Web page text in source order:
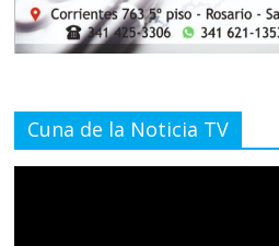
Cuna de la Noticia TV